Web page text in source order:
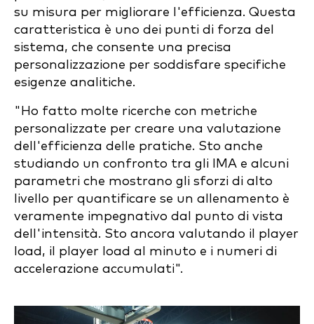
su misura per migliorare l'efficienza. Questa
caratteristica è uno dei punti di forza del
sistema, che consente una precisa
personalizzazione per soddisfare specifiche
esigenze analitiche.
"Ho fatto molte ricerche con metriche
personalizzate per creare una valutazione
dell'efficienza delle pratiche. Sto anche
studiando un confronto tra gli IMA e alcuni
parametri che mostrano gli sforzi di alto
livello per quantificare se un allenamento è
veramente impegnativo dal punto di vista
dell'intensità. Sto ancora valutando il player
load, il player load al minuto e i numeri di
accelerazione accumulati".